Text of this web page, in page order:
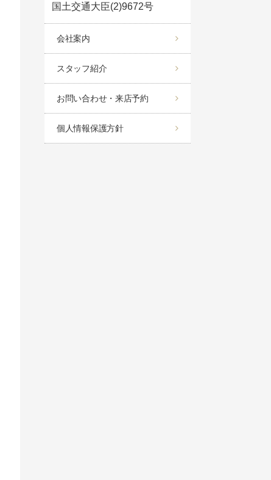
国土交通大臣(2)9672号
会社案内
スタッフ紹介
お問い合わせ・来店予約
個人情報保護方針